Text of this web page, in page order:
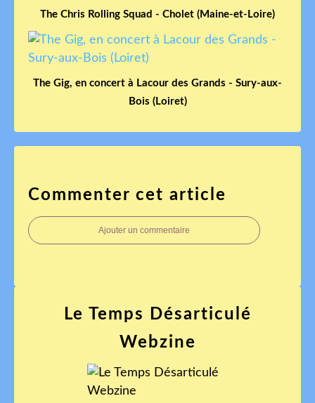
The Chris Rolling Squad - Cholet (Maine-et-Loire)
The Gig, en concert à Lacour des Grands - Sury-aux-
Bois (Loiret)
Commenter cet article
Ajouter un commentaire
Le Temps Désarticulé
Webzine